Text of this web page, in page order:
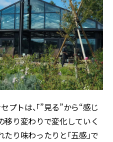
トは、「”見る”から“感じ
移り変わりで変化していく
たり味わったりと「五感」で